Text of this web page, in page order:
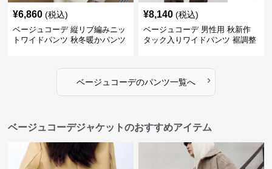
¥6,860 (税込)
ベージュコーデ 縦リブ編みニッ
トワイドパンツ 秋冬暖かパンツ
¥8,140 (税込)
ベージュコーデ 男性用 秋新作
タック入りワイドパンツ 裾調整
ベージュコーデのパンツ一覧へ ›
ベージュコーデジャケットのおすすめアイテム